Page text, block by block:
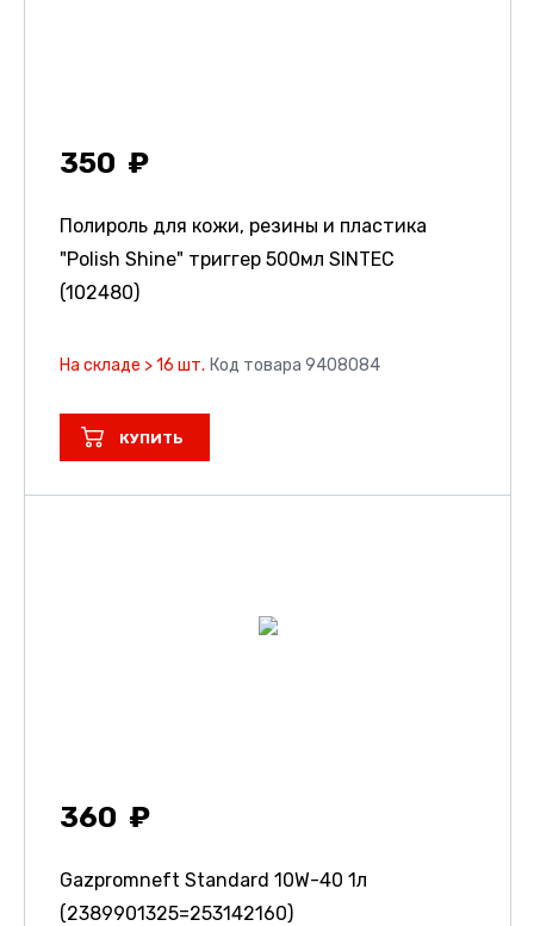
350
Полироль для кожи, резины и пластика
"Polish Shine" триггер 500мл SINTEC
(102480)
На складе > 16 шт. Код товара 9408084
КУПИТЬ
360
Gazpromneft Standard 10W-40 1л
(2389901325=253142160)